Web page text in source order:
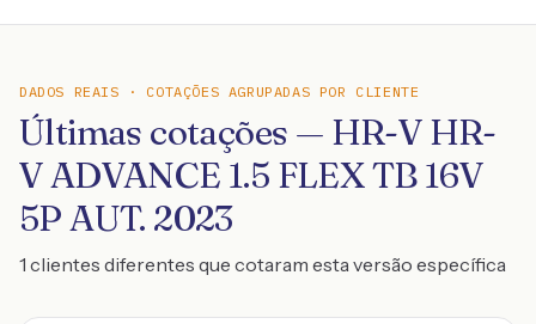
DADOS REAIS · COTAÇÕES AGRUPADAS POR CLIENTE
Últimas cotações — HR-V HR-
V ADVANCE 1.5 FLEX TB 16V
5P AUT. 2023
1 clientes diferentes que cotaram esta versão específica